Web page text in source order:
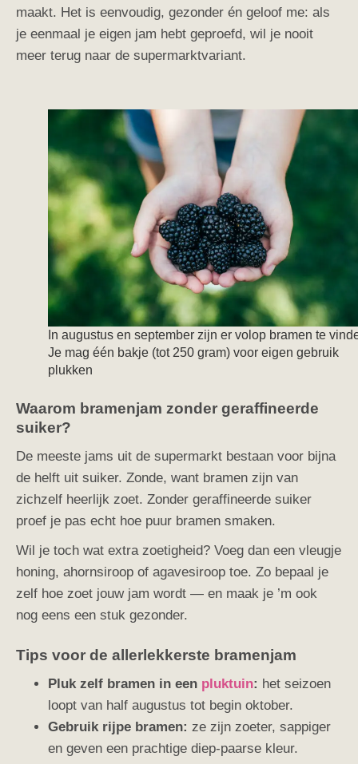
maakt. Het is eenvoudig, gezonder én geloof me: als
je eenmaal je eigen jam hebt geproefd, wil je nooit
meer terug naar de supermarktvariant.
In augustus en september zijn er volop bramen te
Je mag één bakje (tot 250 gram) voor eigen gebruik
plukken
Waarom bramenjam zonder geraffineerde
suiker?
De meeste jams uit de supermarkt bestaan voor bijna
de helft uit suiker. Zonde, want bramen zijn van
zichzelf heerlijk zoet. Zonder geraffineerde suiker
proef je pas echt hoe puur bramen smaken.
Wil je toch wat extra zoetigheid? Voeg dan een vleugje
honing, ahornsiroop of agavesiroop toe. Zo bepaal je
zelf hoe zoet jouw jam wordt — en maak je ’m ook
nog eens een stuk gezonder.
Tips voor de allerlekkerste bramenjam
Pluk zelf bramen in een pluktuin: het seizoen
loopt van half augustus tot begin oktober.
Gebruik rijpe bramen: ze zijn zoeter, sappiger
en geven een prachtige diep-paarse kleur.